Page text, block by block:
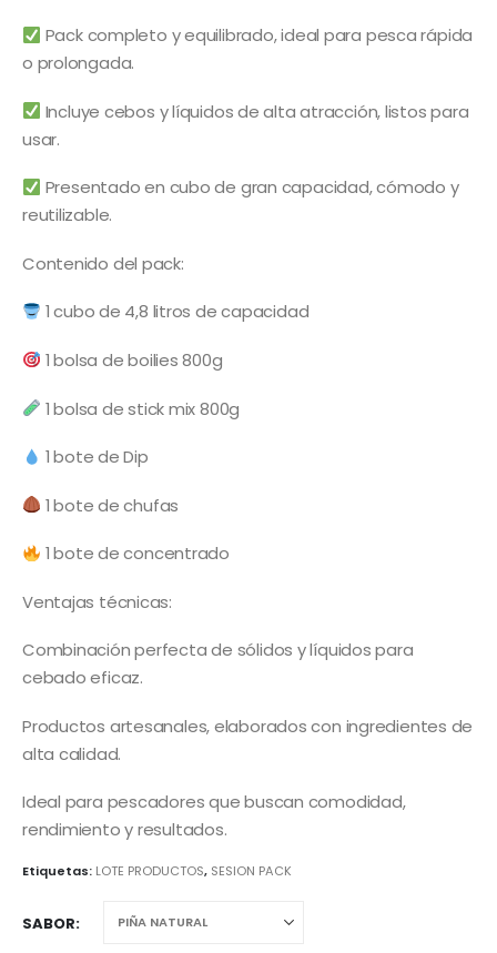
Pack completo y equilibrado, ideal para pesca rápida
o prolongada.
Incluye cebos y líquidos de alta atracción, listos para
usar.
Presentado en cubo de gran capacidad, cómodo y
reutilizable.
Contenido del pack:
1 cubo de 4,8 litros de capacidad
1 bolsa de boilies 800g
1 bolsa de stick mix 800g
1 bote de Dip
1 bote de chufas
1 bote de concentrado
Ventajas técnicas:
Combinación perfecta de sólidos y líquidos para
cebado eficaz.
Productos artesanales, elaborados con ingredientes de
alta calidad.
Ideal para pescadores que buscan comodidad,
rendimiento y resultados.
Etiquetas: LOTE PRODUCTOS, SESION PACK
SABOR